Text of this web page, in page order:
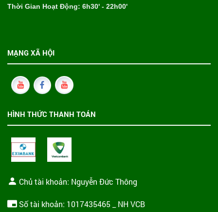
Thời Gian Hoạt Động: 6h30' - 22h00'
MẠNG XÃ HỘI
HÌNH THỨC THANH TOÁN
Chủ tài khoản: Nguyễn Đức Thông
Số tài khoản: 1017435465 _ NH VCB